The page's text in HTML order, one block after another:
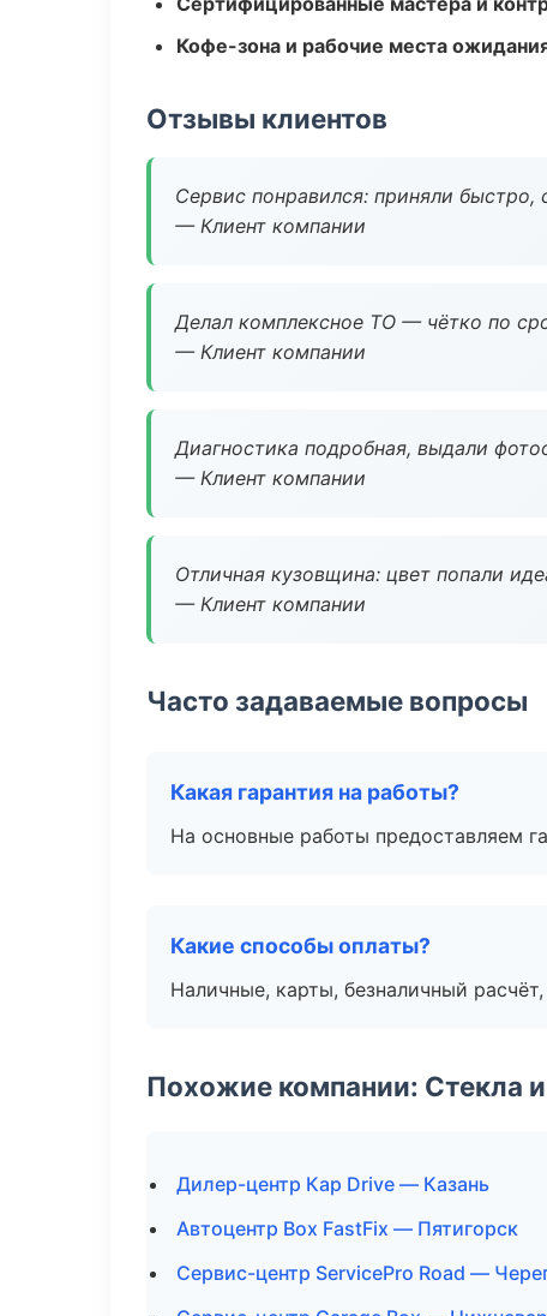
Кофе-зона и рабочие места
Отзывы клиентов
Сервис понравился: приняли быстро,
— Клиент компании
Делал комплексное ТО — чётко по
— Клиент компании
Диагностика подробная, выдали
— Клиент компании
Отличная кузовщина: цвет попали
— Клиент компании
Часто задаваемые вопросы
Какая гарантия на работы?
На основные работы предоставляем
Какие способы оплаты?
Наличные, карты, безналичный
Похожие компании: Стекла и
Дилер-центр Кар Drive — Казань
Автоцентр Box FastFix — Пятигорск
Сервис-центр ServicePro Road —